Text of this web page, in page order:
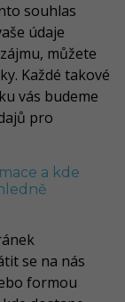
souhlas
údaje
můžete
Každé takové
vás budeme
pro
a kde
se na nás
formou